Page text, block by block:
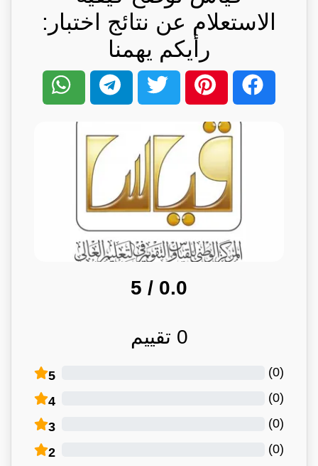
الاستعلام عن نتائج اختبار:
رأيكم يهمنا
0.0
/ 5
0 تقييم
5 (
0
)
4 (
0
)
3 (
0
)
2 (
0
)